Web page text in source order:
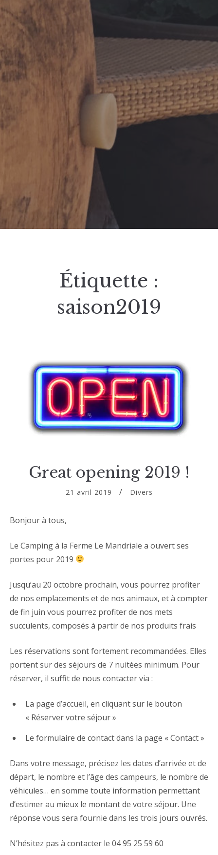
Étiquette :
saison2019
Great opening 2019 !
21 avril 2019 Divers
Bonjour à tous,
Le Camping à la Ferme Le Mandriale a ouvert ses
portes pour 2019
Jusqu’au 20 octobre prochain, vous pourrez profiter
de nos emplacements et de nos animaux, et à compter
de fin juin vous pourrez profiter de nos mets
succulents, composés à partir de nos produits frais
Les réservations sont fortement recommandées. Elles
portent sur des séjours de 7 nuitées minimum. Pour
réserver, il suffit de nous contacter via :
La page d’accueil, en cliquant sur le bouton
« Réserver votre séjour »
Le formulaire de contact dans la page « Contact »
Dans votre message, précisez les dates d’arrivée et de
départ, le nombre et l’âge des campeurs, le nombre de
véhicules… en somme toute information permettant
d’estimer au mieux le montant de votre séjour. Une
réponse vous sera fournie dans les trois jours ouvrés.
N’hésitez pas à contacter le 04 95 25 59 60